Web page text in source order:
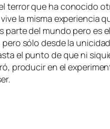
te­rror que ha co­no­ci­do
la mis­ma ex­pe­rien­cia
par­te del mun­do pe­ro
pe­ro só­lo des­de la
el pun­to de que ni
pro­du­cir en el